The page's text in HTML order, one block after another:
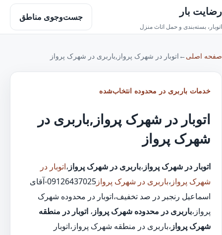
رضایت بار
اتوبار، بسته‌بندی و حمل اثاث منزل
جست‌وجوی مناطق
صفحه اصلی ← اتوبار در شهرک پرواز,باربری در شهرک پرواز
خدمات باربری در محدوده انتخاب‌شده
اتوبار در شهرک پرواز,باربری در
شهرک پرواز
اتوبار در شهرک پرواز ،باربری در شهرک پرواز ،اتوبار در
شهرک پرواز ،باربری در شهرک پرواز
09126437025-آقای
اسماعیل رنجبر در صد تخفیف،اتوبار در محدوده شهرک
پرواز،باربری در محدوده شهرک پرواز ، اتوبار در منطقه
شهرک پرواز ،باربری در منطقه شهرک پرواز،اتوبار